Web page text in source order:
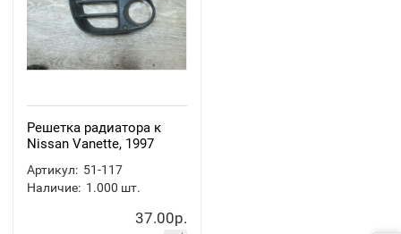
Решетка радиатора к
Nissan Vanette, 1997
Артикул: 51-117
Наличие: 1.000 шт.
37.00р.